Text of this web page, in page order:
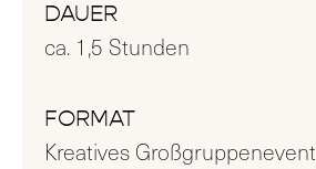
DAUER
ca. 1,5 Stunden
FORMAT
Kreatives Großgruppenevent